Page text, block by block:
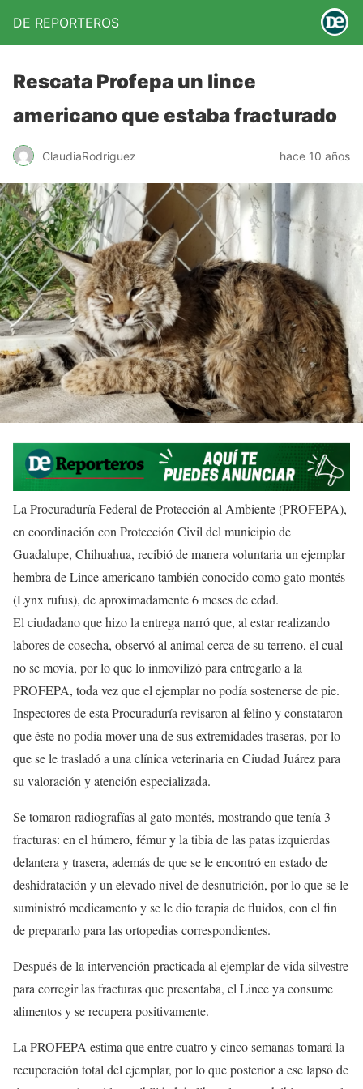
DE REPORTEROS
Rescata Profepa un lince
americano que estaba fracturado
ClaudiaRodriguez hace 10 años
La Procuraduría Federal de Protección al Ambiente (PROFEPA),
en coordinación con Protección Civil del municipio de
Guadalupe, Chihuahua, recibió de manera voluntaria un ejemplar
hembra de Lince americano también conocido como gato montés
(Lynx rufus), de aproximadamente 6 meses de edad.
El ciudadano que hizo la entrega narró que, al estar realizando
labores de cosecha, observó al animal cerca de su terreno, el cual
no se movía, por lo que lo inmovilizó para entregarlo a la
PROFEPA, toda vez que el ejemplar no podía sostenerse de pie.
Inspectores de esta Procuraduría revisaron al felino y constataron
que éste no podía mover una de sus extremidades traseras, por lo
que se le trasladó a una clínica veterinaria en Ciudad Juárez para
su valoración y atención especializada.
Se tomaron radiografías al gato montés, mostrando que tenía 3
fracturas: en el húmero, fémur y la tibia de las patas izquierdas
delantera y trasera, además de que se le encontró en estado de
deshidratación y un elevado nivel de desnutrición, por lo que se le
suministró medicamento y se le dio terapia de fluidos, con el fin
de prepararlo para las ortopedias correspondientes.
Después de la intervención practicada al ejemplar de vida silvestre
para corregir las fracturas que presentaba, el Lince ya consume
alimentos y se recupera positivamente.
La PROFEPA estima que entre cuatro y cinco semanas tomará la
recuperación total del ejemplar, por lo que posterior a ese lapso de